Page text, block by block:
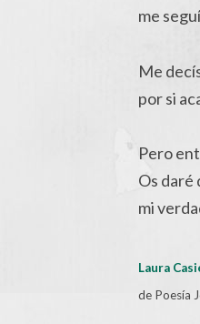
me
Me
por si
Pero
Os daré
mi
Laura
de Poesía